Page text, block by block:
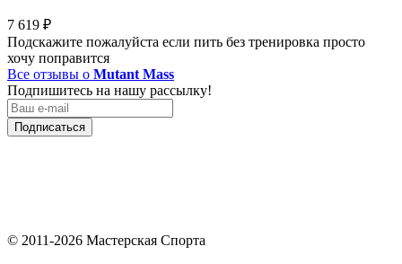
7 619 ₽
Подскажите пожалуйста если пить без тренировка просто
хочу поправится
Все отзывы о Mutant Mass
Подпишитесь на нашу рассылку!
Подписаться
© 2011-2026 Мастерская Спорта